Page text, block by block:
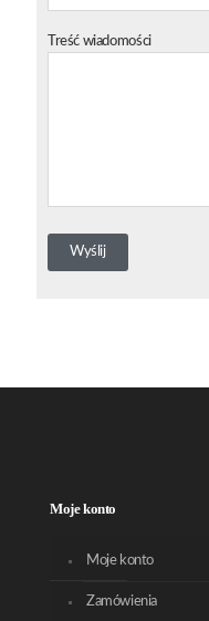
Treść wiadomości
Moje konto
Moje konto
Zamówienia